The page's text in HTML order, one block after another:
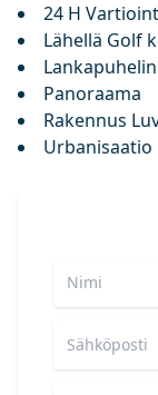
24 H
Lähellä Golf
Lankapuhelin
Panoraama
Rakennus
Urbanisaatio